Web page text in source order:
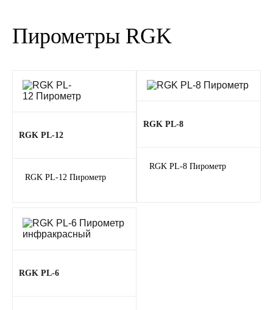
Пирометры RGK
RGK PL-12
RGK PL-12 Пирометр
RGK PL-8
RGK PL-8 Пирометр
RGK PL-6